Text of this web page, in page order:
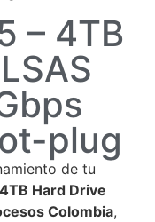
– 4TB
plug
de tu
Hard Drive
Colombia,